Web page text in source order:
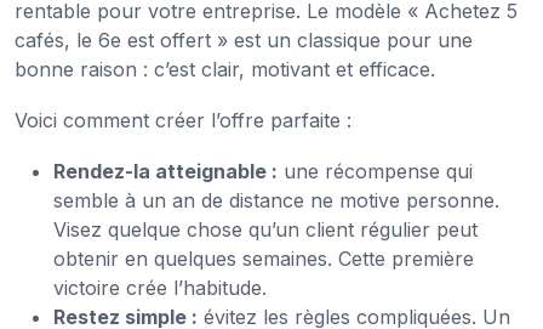
rentable pour votre entreprise. Le modèle « Achetez 5
cafés, le 6e est offert » est un classique pour une
bonne raison : c’est clair, motivant et efficace.
Voici comment créer l’offre parfaite :
Rendez-la atteignable : une récompense qui
semble à un an de distance ne motive personne.
Visez quelque chose qu’un client régulier peut
obtenir en quelques semaines. Cette première
victoire crée l’habitude.
Restez simple : évitez les règles compliquées. Un